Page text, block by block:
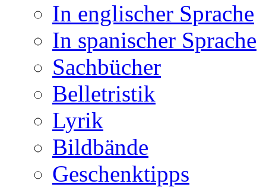
In englischer Sprache
In spanischer Sprache
Sachbücher
Belletristik
Lyrik
Bildbände
Geschenktipps